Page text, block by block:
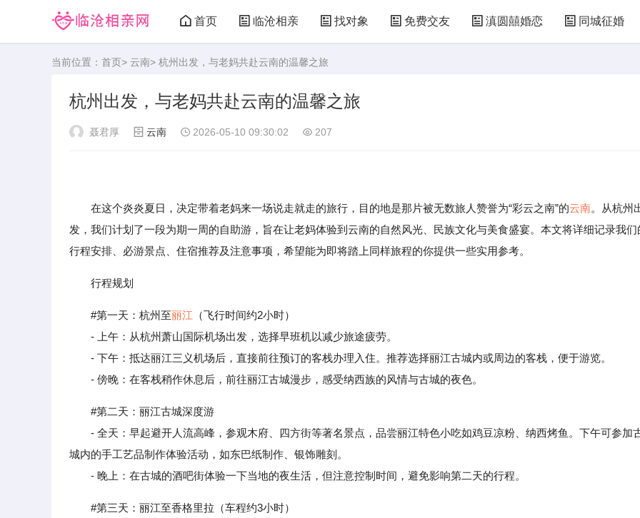
首页 临沧相亲 找对象 免费交友 滇圆囍婚恋 同城征婚
当前位置： 首页> 云南> 杭州出发，与老妈共赴云南的温馨之旅
杭州出发，与老妈共赴云南的温馨之旅
聂君厚 云南 2026-05-10 09:30:02 207
在这个炎炎夏日，决定带着老妈来一场说走就走的旅行，目的地是那片被无数旅人赞誉为“彩云之南”的云南。从杭州
发，我们计划了一段为期一周的自助游，旨在让老妈体验到云南的自然风光、民族文化与美食盛宴。本文将详细记录我们
行程安排、必游景点、住宿推荐及注意事项，希望能为即将踏上同样旅程的你提供一些实用参考。
行程规划
#第一天：杭州至丽江 （飞行时间约2小时）
- 上午：从杭州萧山国际机场出发，选择早班机以减少旅途疲劳。
- 下午：抵达丽江三义机场后，直接前往预订的客栈办理入住。推荐选择丽江古城内或周边的客栈，便于游览。
- 傍晚：在客栈稍作休息后，前往丽江古城漫步，感受纳西族的风情与古城的夜色。
#第二天：丽江古城深度游
- 全天：早起避开人流高峰，参观木府、四方街等著名景点，品尝丽江特色小吃如鸡豆凉粉、纳西烤鱼。下午可参加
城内的手工艺品制作体验活动，如东巴纸制作、银饰雕刻。
- 晚上：在古城的酒吧街体验一下当地的夜生活，但注意控制时间，避免影响第二天的行程。
#第三天：丽江至香格里拉（车程约3小时）